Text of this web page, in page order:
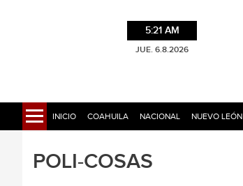
5:21 AM
JUE. 6.8.2026
INICIO COAHUILA NACIONAL NUEVO LEÓN
POLI-COSAS